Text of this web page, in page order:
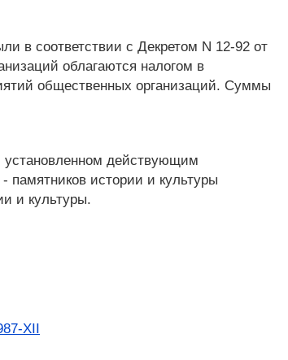
в соответствии с Декретом N 12-92 от
облагаются налогом в
общественных организаций. Суммы
установленном действующим
памятников истории и культуры
и культуры.
XII